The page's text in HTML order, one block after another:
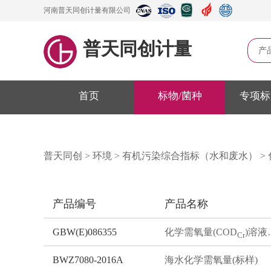
河南普天同创计量有限公司
普天同创计量 产
首页 标物/菌种 专项
普天同创 > 环境 > 有机污染综合指标（水和废水） >
产品编号 产品名称
GBW(E)086355 化学需氧量(CODCr)溶液标准物质
BWZ7080-2016A 海水化学需氧量(标样)